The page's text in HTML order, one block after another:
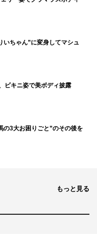
いちゃん”に変身してマシュ
ビキニ姿で美ボディ披露
の3大お困りごと”のその後を
もっと見る